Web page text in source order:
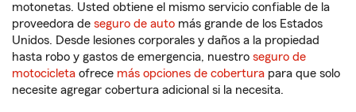
motonetas. Usted obtiene el mismo servicio confiable de la
proveedora de seguro de auto más grande de los Estados
Unidos. Desde lesiones corporales y daños a la propiedad
hasta robo y gastos de emergencia, nuestro seguro de
motocicleta ofrece más opciones de cobertura para que solo
necesite agregar cobertura adicional si la necesita.